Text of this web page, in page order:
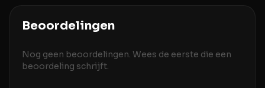
Beoordelingen
Nog geen beoordelingen. Wees de eerste die een
beoordeling schrijft.